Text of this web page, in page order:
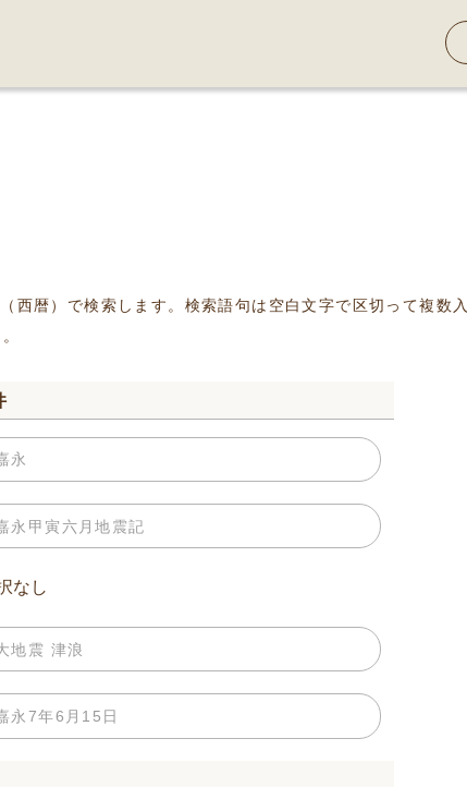
西暦）で検索します。検索語句は空白文字で区切って複数